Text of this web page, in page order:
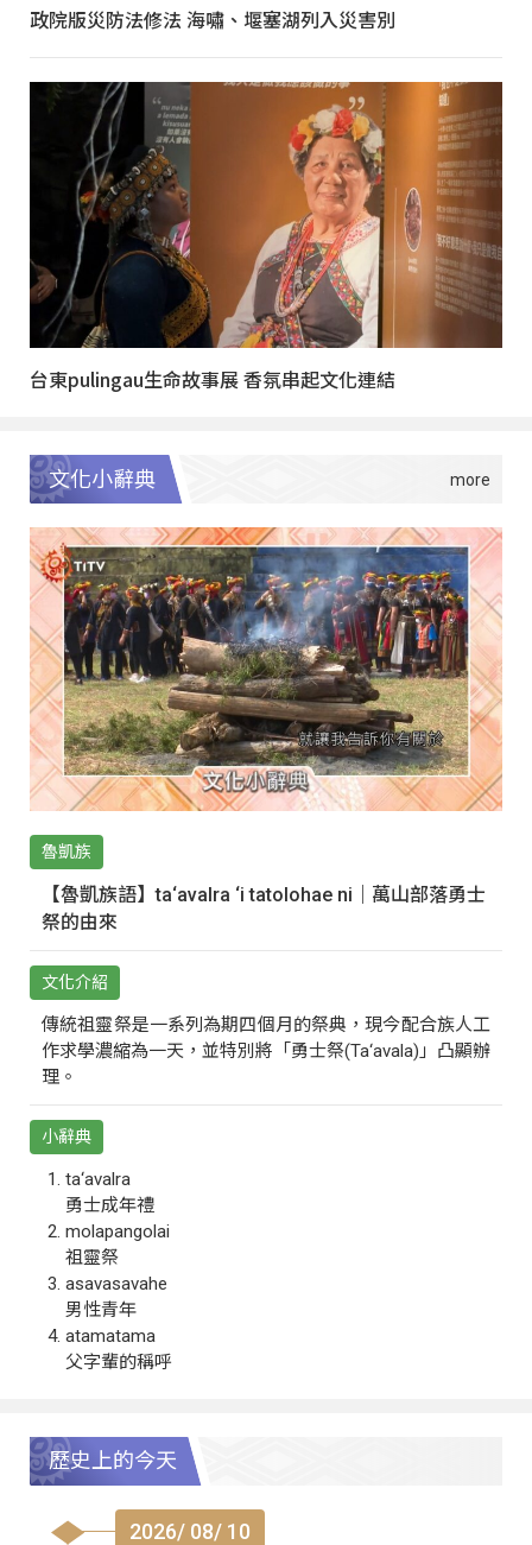
政院版災防法修法 海嘯、堰塞湖列入災害別
台東pulingau生命故事展 香氛串起文化連結
文化小辭典
魯凱族
【魯凱族語】ta‘avalra ‘i tatolohae ni｜萬山部落勇士
祭的由來
文化介紹
傳統祖靈祭是一系列為期四個月的祭典，現今配合族人工
作求學濃縮為一天，並特別將「勇士祭(Ta‘avala)」凸顯辦
理。
小辭典
ta‘avalra
勇士成年禮
molapangolai
祖靈祭
asavasavahe
男性青年
atamatama
父字輩的稱呼
歷史上的今天
2026/ 08/ 10